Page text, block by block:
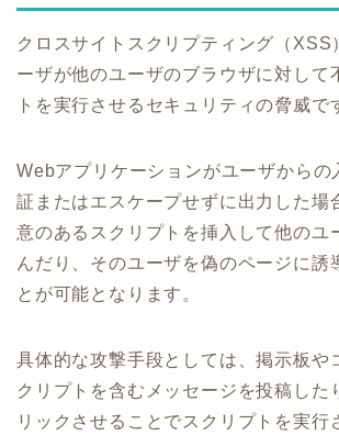
クロスサイトスクリプティング（XSS
ーザが他のユーザのブラウザに対して
トを実行させるセキュリティの脅威で
Webアプリケーションがユーザからの
証またはエスケープせずに出力した場
意のあるスクリプトを挿入して他のユ
んだり、そのユーザを偽のページに誘
とが可能となります。
具体的な攻撃手段としては、掲示板や
クリプトを含むメッセージを投稿した
リックさせることでスクリプトを実行